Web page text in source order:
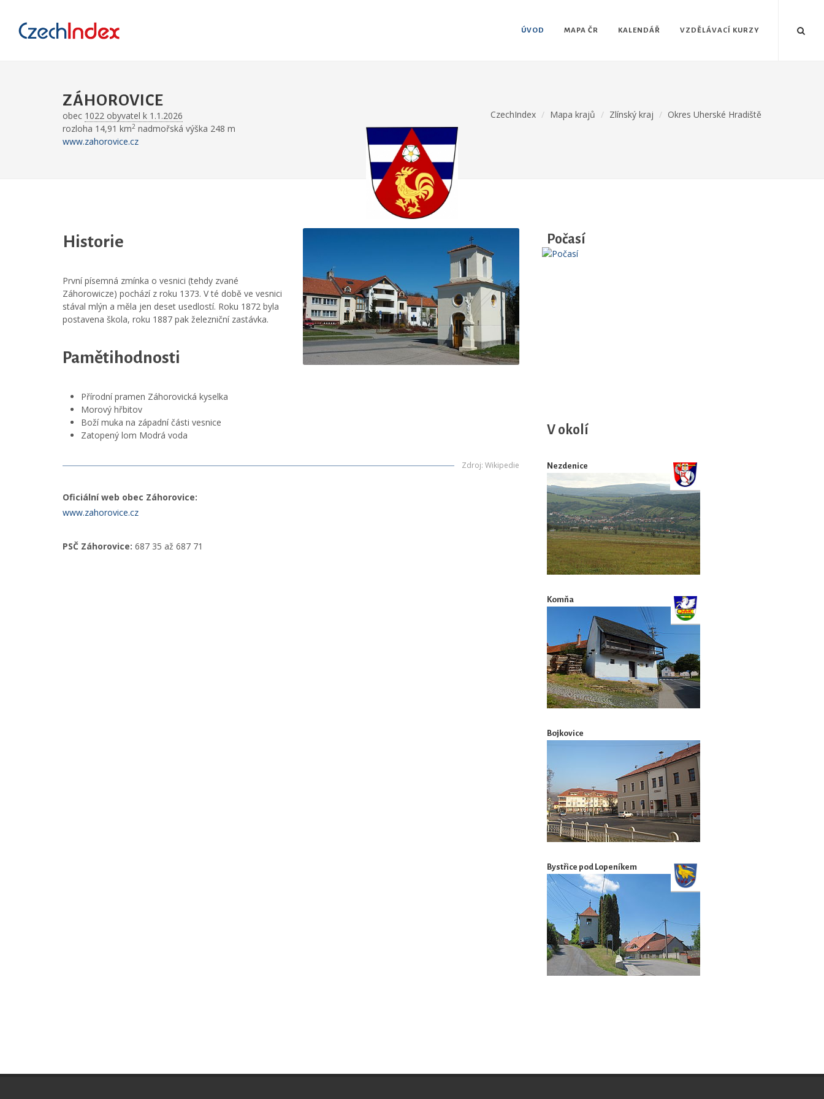
ÚVOD MAPA ČR KALENDÁŘ VZDĚLÁVACÍ KURZY
ZÁHOROVICE
obec 1022 obyvatel k 1.1.2026
rozloha 14,91 km2 nadmořská výška 248 m
www.zahorovice.cz
CzechIndex Mapa krajů Zlínský kraj Okres Uherské Hradiště
Historie
První písemná zmínka o vesnici (tehdy zvané
Záhorowicze) pochází z roku 1373. V té době ve vesnici
stával mlýn a měla jen deset usedlostí. Roku 1872 byla
postavena škola, roku 1887 pak železniční zastávka.
Pamětihodnosti
Přírodní pramen Záhorovická kyselka
Morový hřbitov
Boží muka na západní části vesnice
Zatopený lom Modrá voda
Zdroj: Wikipedie
Oficiální web obec Záhorovice:
www.zahorovice.cz
PSČ Záhorovice: 687 35 až 687 71
Počasí
V okolí
Nezdenice
Komňa
Bojkovice
Bystřice pod Lopeníkem